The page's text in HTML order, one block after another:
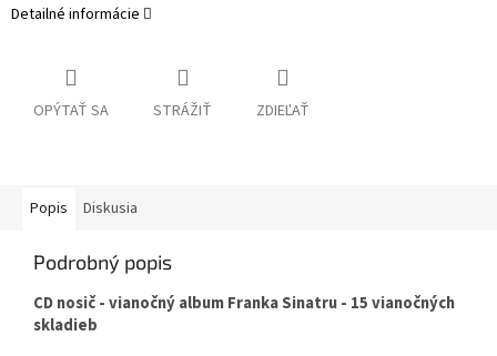
Detailné informácie
OPÝTAŤ SA STRÁŽIŤ ZDIEĽAŤ
Popis Diskusia
Podrobný popis
CD nosič - vianočný album Franka Sinatru - 15 vianočných
skladieb